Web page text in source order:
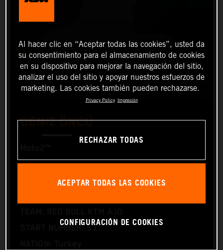
DENIZ ÖNCÜ
FIRST NAME: Deniz
START NUMBER: 53
Al hacer clic en “Aceptar todas las cookies”, usted da
su consentimiento para el almacenamiento de cookies
en su dispositivo para mejorar la navegación del sitio,
analizar el uso del sitio y apoyar nuestros esfuerzos de
marketing. Las cookies también pueden rechazarse.
Privacy Policy Impresión
RECHAZAR TODAS
ACEPTAR TODAS LAS COOKIES
CONFIGURACIÓN DE COOKIES